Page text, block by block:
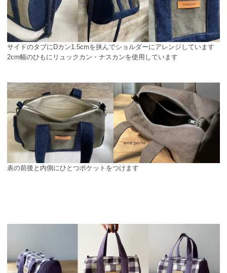
サイドのタブにDカン1.5cmを挟んでショルダーにアレンジしています
2cm幅のひもにリュックカン・ナスカンを使用しています
表の前後と内側にひとつポケットをつけます